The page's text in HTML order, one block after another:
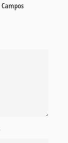
Campos